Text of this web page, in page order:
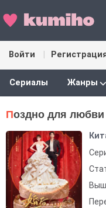
Войти
Сериалы Жанры
Поздно для